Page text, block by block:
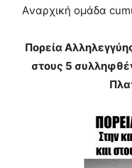
Aναρχική ομάδα
Πορεία
στους 5